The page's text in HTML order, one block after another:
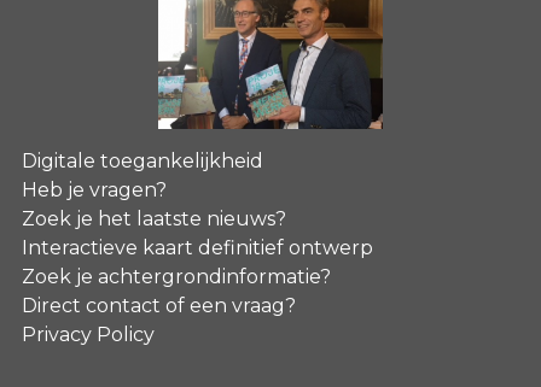
Digitale toegankelijkheid
Heb je vragen?
Zoek je het laatste nieuws?
Interactieve kaart definitief ontwerp
Zoek je achtergrondinformatie?
Direct contact of een vraag?
Privacy Policy